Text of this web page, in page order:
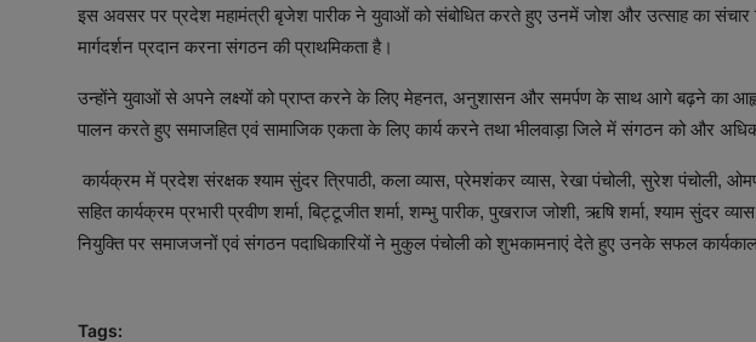
इस अवसर पर प्रदेश महामंत्री बृजेश पारीक ने युवाओं को संबोधित करते हुए उनमें जोश और उत्साह का संचार
मार्गदर्शन प्रदान करना संगठन की प्राथमिकता है।
उन्होंने युवाओं से अपने लक्ष्यों को प्राप्त करने के लिए मेहनत, अनुशासन और समर्पण के साथ आगे बढ़ने का
पालन करते हुए समाजहित एवं सामाजिक एकता के लिए कार्य करने तथा भीलवाड़ा जिले में संगठन को और
कार्यक्रम में प्रदेश संरक्षक श्याम सुंदर त्रिपाठी, कला व्यास, प्रेमशंकर व्यास, रेखा पंचोली, सुरेश पंचोली,
सहित कार्यक्रम प्रभारी प्रवीण शर्मा, बिट्टूजीत शर्मा, शम्भु पारीक, पुखराज जोशी, ऋषि शर्मा, श्याम सुंदर
नियुक्ति पर समाजजनों एवं संगठन पदाधिकारियों ने मुकुल पंचोली को शुभकामनाएं देते हुए उनके सफल
Tags: